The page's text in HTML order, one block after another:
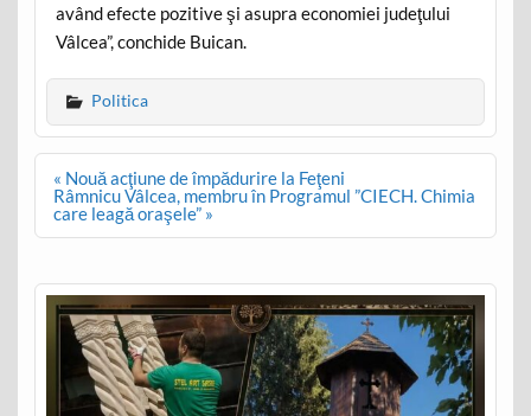
având efecte pozitive şi asupra economiei judeţului
Vâlcea”, conchide Buican.
Politica
Post
navigation
« Nouă acţiune de împădurire la Feţeni
Râmnicu Vâlcea, membru în Programul ”CIECH. Chimia
care leagă oraşele” »